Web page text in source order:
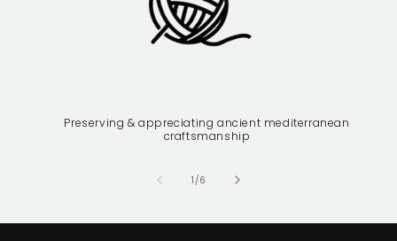
Preserving & appreciating ancient mediterranean
craftsmanship
1 /of
6